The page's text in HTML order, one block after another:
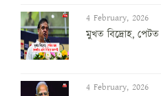
4 February, 2026
মুখত বিদ্ৰোহ,
4 February, 2026